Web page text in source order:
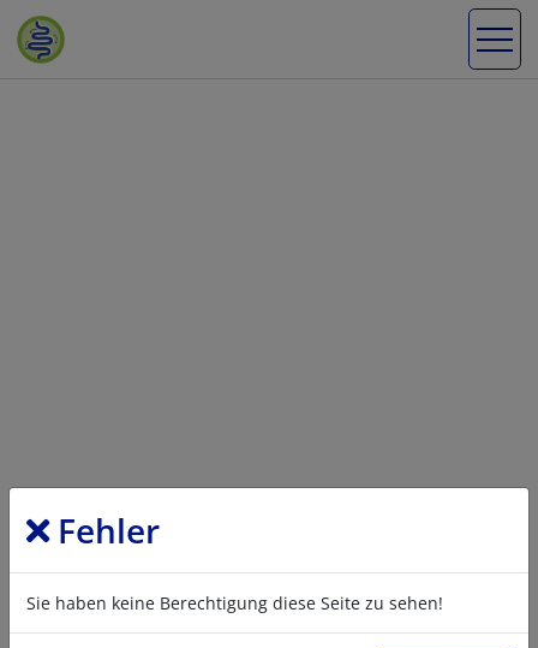
Fehler
Sie haben keine Berechtigung diese Seite zu sehen!